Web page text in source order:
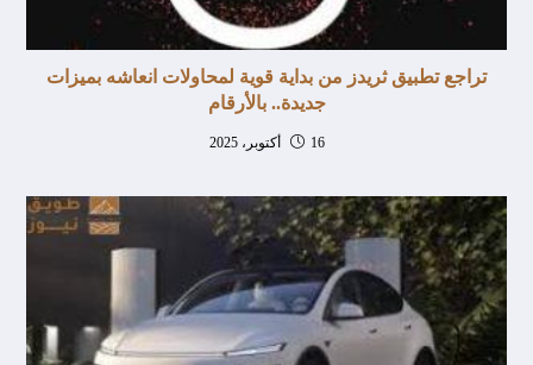
تراجع تطبيق ثريدز من بداية قوية لمحاولات انعاشه بميزات
جديدة.. بالأرقام
16 أكتوبر، 2025